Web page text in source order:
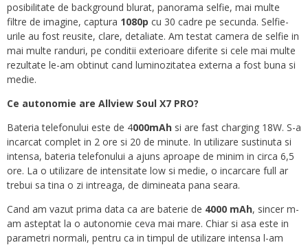
posibilitate de background blurat, panorama selfie, mai multe
filtre de imagine, captura 1080p cu 30 cadre pe secunda. Selfie-
urile au fost reusite, clare, detaliate. Am testat camera de selfie in
mai multe randuri, pe conditii exterioare diferite si cele mai multe
rezultate le-am obtinut cand luminozitatea externa a fost buna si
medie.
Ce autonomie are Allview Soul X7 PRO?
Bateria telefonului este de 4000mAh si are fast charging 18W. S-a
incarcat complet in 2 ore si 20 de minute. In utilizare sustinuta si
intensa, bateria telefonului a ajuns aproape de minim in circa 6,5
ore. La o utilizare de intensitate low si medie, o incarcare full ar
trebui sa tina o zi intreaga, de dimineata pana seara.
Cand am vazut prima data ca are baterie de 4000 mAh, sincer m-
am asteptat la o autonomie ceva mai mare. Chiar si asa este in
parametri normali, pentru ca in timpul de utilizare intensa l-am